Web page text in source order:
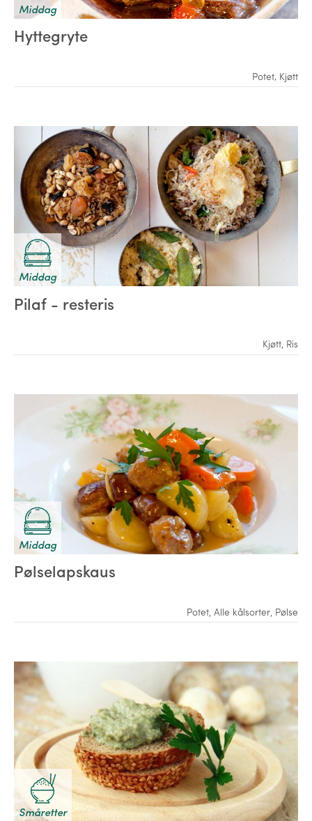
Middag
Hyttegryte
Potet, Kjøtt
Middag
Pilaf - resteris
Kjøtt, Ris
Middag
Pølselapskaus
Potet Alle kålsorter Pølse
Småretter